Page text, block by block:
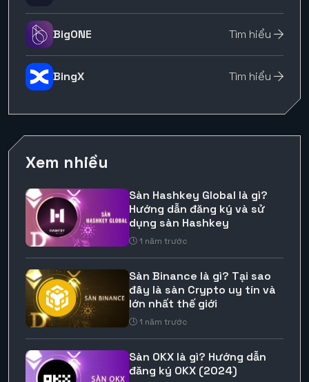
BigONE Tìm hiểu
BingX Tìm hiểu
Xem nhiều
Sàn Hashkey Global là gì?
Hướng dẫn đăng ký và sử
dụng sàn Hashkey
1 năm trước
Sàn Binance là gì? Tại sao
đây là sàn Crypto uy tín và
lớn nhất thế giới
1 năm trước
Sàn OKX là gì? Hướng dẫn
đăng ký OKX (2024)